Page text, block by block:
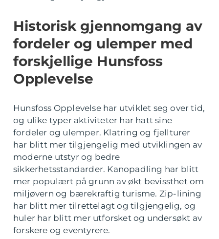
Historisk gjennomgang av
fordeler og ulemper med
forskjellige Hunsfoss
Opplevelse
Hunsfoss Opplevelse har utviklet seg over tid,
og ulike typer aktiviteter har hatt sine
fordeler og ulemper. Klatring og fjellturer
har blitt mer tilgjengelig med utviklingen av
moderne utstyr og bedre
sikkerhetsstandarder. Kanopadling har blitt
mer populært på grunn av økt bevissthet om
miljøvern og bærekraftig turisme. Zip-lining
har blitt mer tilrettelagt og tilgjengelig, og
huler har blitt mer utforsket og undersøkt av
forskere og eventyrere.